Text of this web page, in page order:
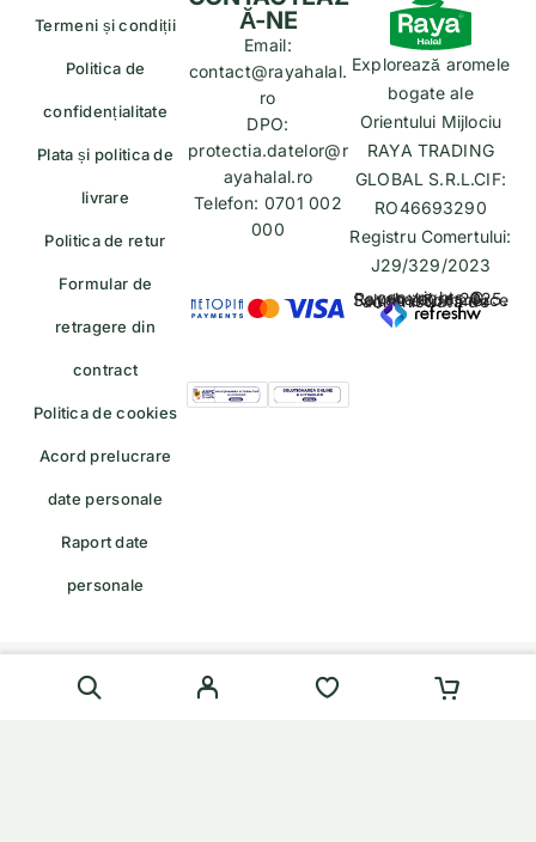
Termeni și condiții
Politica de
confidențialitate
Plata și politica de
livrare
Politica de retur
Formular de
retragere din
contract
Politica de cookies
Acord prelucrare
date personale
Raport date
personale
Explorează aromele
bogate ale
Orientului Mijlociu
RAYA TRADING
GLOBAL S.R.L.CIF:
RO46693290
Registru Comertului:
J29/329/2023
copyrights © Rayahalal.ro 2025. Soluție eCommerce administrată de
Ă-NE
Email:
contact@rayahalal.
ro
DPO:
protectia.datelor@r
ayahalal.ro
Telefon: 0701 002
000